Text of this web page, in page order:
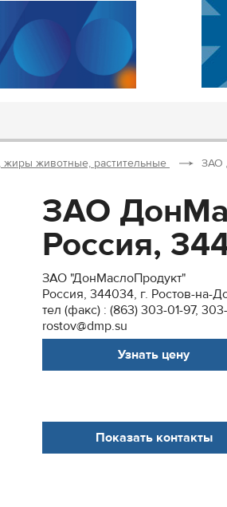
жиры животные, растительные ЗАО
ЗАО
Россия,
ЗАО "ДонМаслоПродукт"
Россия, 344034, г. Ростов-на-
тел (факс) : (863) 303-01-97,
rostov@dmp.su
Узнать цену
Показать контакты